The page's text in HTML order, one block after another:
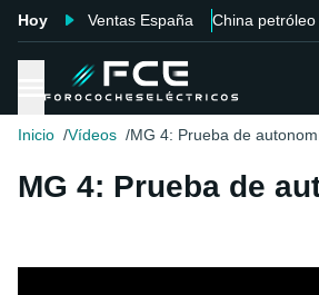
Hoy Ventas España China petróleo
Inicio Vídeos MG 4: Prueba de
MG 4: Prueba de